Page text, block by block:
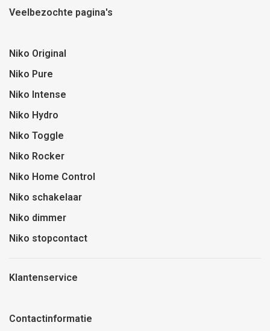
Veelbezochte pagina's
Niko Original
Niko Pure
Niko Intense
Niko Hydro
Niko Toggle
Niko Rocker
Niko Home Control
Niko schakelaar
Niko dimmer
Niko stopcontact
Klantenservice
Contactinformatie